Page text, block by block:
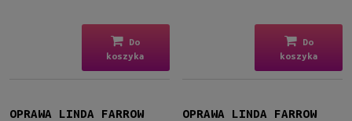
Do
koszyka
Do
koszyka
OPRAWA LINDA FARROW
OPRAWA LINDA FARROW